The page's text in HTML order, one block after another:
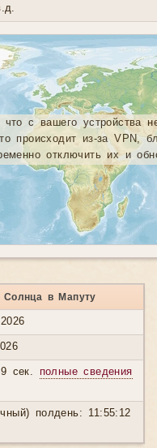
что с вашего устройства
происходит из-за VPN,
отключить их и
Солнца в Мапуту
сек. полные сведения
полдень: 11:55:12